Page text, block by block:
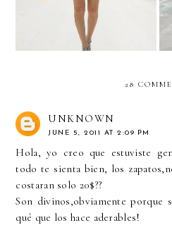
28
UNKNOWN
JUNE 5, 2011 AT 2:09 PM
Hola, yo creo que estuviste
todo te sienta bien, los
costaran solo 20$??
Son divinos,obviamente
qué que los hace aderables!